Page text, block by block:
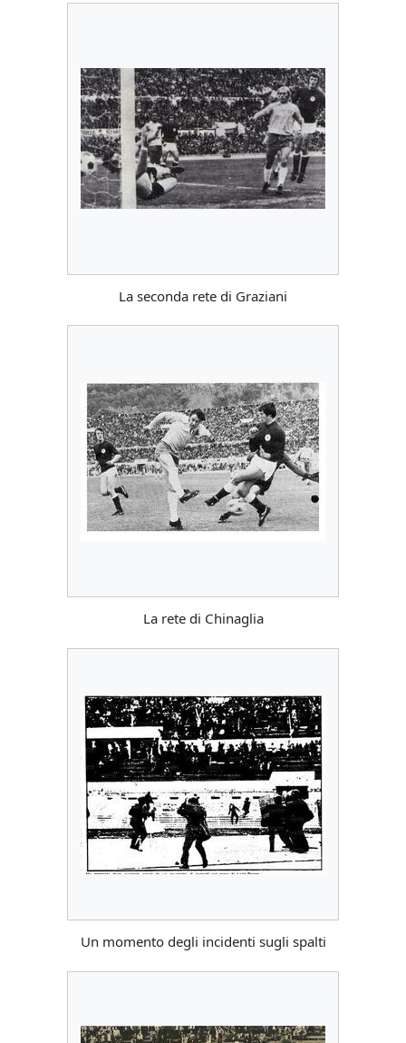
La seconda rete di Graziani
La rete di Chinaglia
Un momento degli incidenti sugli spalti